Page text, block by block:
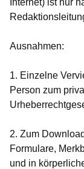
Internet) ist nur
Ausnahmen:
1. Einzelne
Person zum
2. Zum
Formulare,
und in